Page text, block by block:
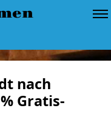
nach
Gratis-